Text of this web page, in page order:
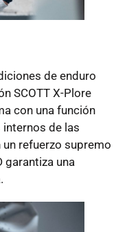
de enduro
SCOTT X-Plore
con una función
de las
refuerzo supremo
garantiza una